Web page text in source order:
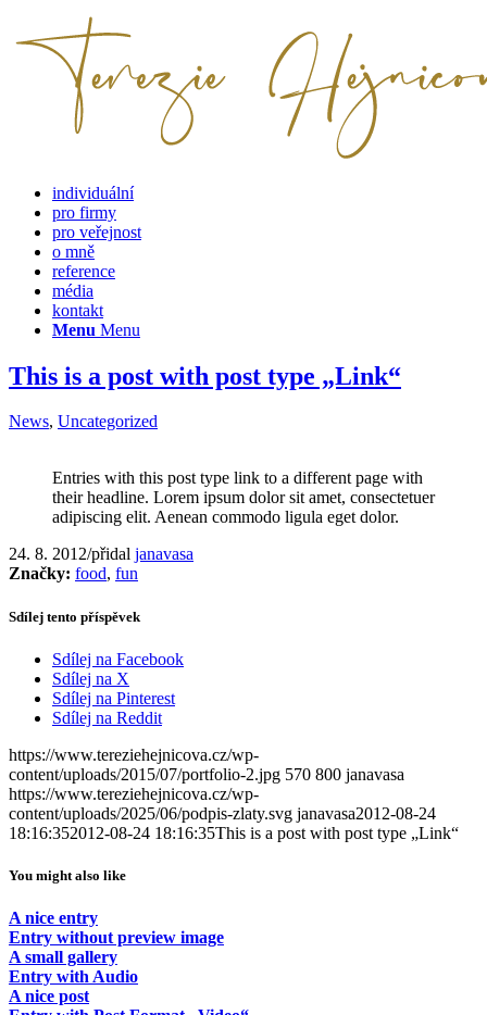
individuální
pro firmy
pro veřejnost
o mně
reference
média
kontakt
Menu Menu
This is a post with post type „Link“
News, Uncategorized
Entries with this post type link to a different page with
their headline. Lorem ipsum dolor sit amet, consectetuer
adipiscing elit. Aenean commodo ligula eget dolor.
24. 8. 2012/přidal janavasa
Značky: food, fun
Sdílej tento příspěvek
Sdílej na Facebook
Sdílej na X
Sdílej na Pinterest
Sdílej na Reddit
https://www.tereziehejnicova.cz/wp-
content/uploads/2015/07/portfolio-2.jpg 570 800 janavasa
https://www.tereziehejnicova.cz/wp-
content/uploads/2025/06/podpis-zlaty.svg janavasa2012-08-24
18:16:352012-08-24 18:16:35This is a post with post type „Link“
You might also like
A nice entry
Entry without preview image
A small gallery
Entry with Audio
A nice post